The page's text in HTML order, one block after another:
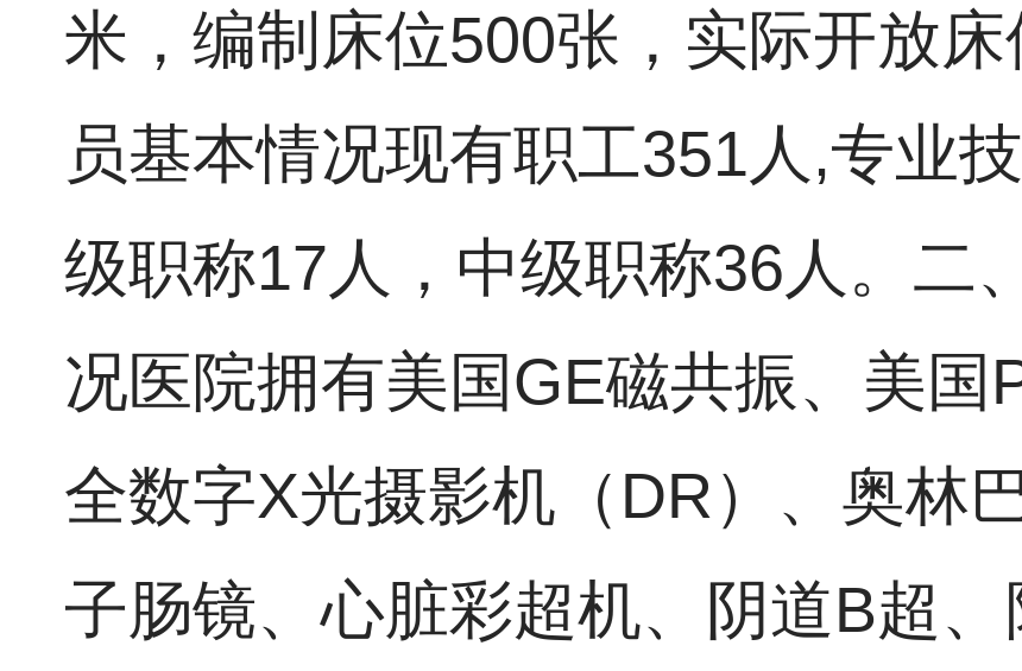
米，编制床位500张，实际开放
员基本情况现有职工351人,专业
级职称17人，中级职称36人。二
况医院拥有美国GE磁共振、美国
全数字X光摄影机（DR）、奥林
子肠镜、心脏彩超机、阴道B超